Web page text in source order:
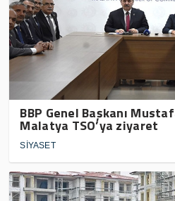
BBP Genel Başkanı
Malatya TSO’ya ziyaret
SİYASET